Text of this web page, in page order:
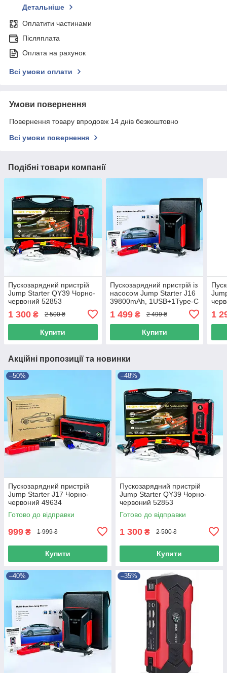
Детальніше
Оплатити частинами
Післяплата
Оплата на рахунок
Всі умови оплати
Умови повернення
Повернення товару впродовж 14 днів безкоштовно
Всі умови повернення
Подібні товари компанії
Пускозарядний пристрій
Jump Starter QY39 Чорно-
червоний 52853
1 300 ₴ 2 500 ₴
Купити
Пускозарядний пристрій із
насосом Jump Starter J16
39800mAh, 1USB+1Type-C
1 499₴ 2 499 ₴
Купити
1
Акційні пропозиції та новинки
–50%
Пускозарядний пристрій
Jump Starter J17 Чорно-
червоний 49634
Готово до відправки
999 ₴ 1 999 ₴
Купити
–48%
Пускозарядний пристрій
Jump Starter QY39 Чорно-
червоний 52853
Готово до відправки
1 300 ₴ 2 500 ₴
Купити
–40% –35%